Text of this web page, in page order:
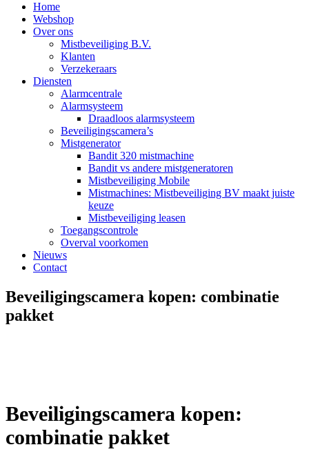
Home
Webshop
Over ons
Mistbeveiliging B.V.
Klanten
Verzekeraars
Diensten
Alarmcentrale
Alarmsysteem
Draadloos alarmsysteem
Beveiligingscamera’s
Mistgenerator
Bandit 320 mistmachine
Bandit vs andere mistgeneratoren
Mistbeveiliging Mobile
Mistmachines: Mistbeveiliging BV maakt juiste
keuze
Mistbeveiliging leasen
Toegangscontrole
Overval voorkomen
Nieuws
Contact
Beveiligingscamera kopen: combinatie
pakket
Beveiligingscamera kopen:
combinatie pakket